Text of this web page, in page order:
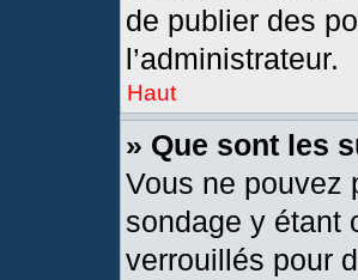
de publier des
l’administrateur.
Haut
» Que sont les
Vous ne pouvez
sondage y étant
verrouillés pour